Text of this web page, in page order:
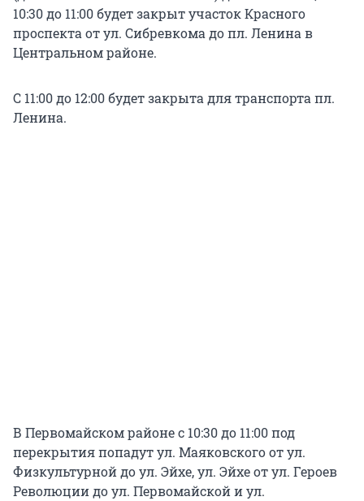
10:30 до 11:00 будет закрыт участок Красного
проспекта от ул. Сибревкома до пл. Ленина в
Центральном районе.
С 11:00 до 12:00 будет закрыта для транспорта пл.
Ленина.
В Первомайском районе с 10:30 до 11:00 под
перекрытия попадут ул. Маяковского от ул.
Физкультурной до ул. Эйхе, ул. Эйхе от ул. Героев
Революции до ул. Первомайской и ул.